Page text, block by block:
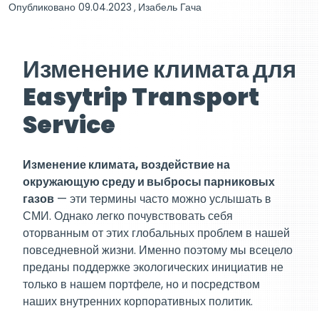
Опубликовано 09.04.2023 , Изабель Гача
Изменение климата для
Easytrip Transport
Service
Изменение климата, воздействие на
окружающую среду и выбросы парниковых
газов — эти термины часто можно услышать в
СМИ. Однако легко почувствовать себя
оторванным от этих глобальных проблем в нашей
повседневной жизни. Именно поэтому мы всецело
преданы поддержке экологических инициатив не
только в нашем портфеле, но и посредством
наших внутренних корпоративных политик.